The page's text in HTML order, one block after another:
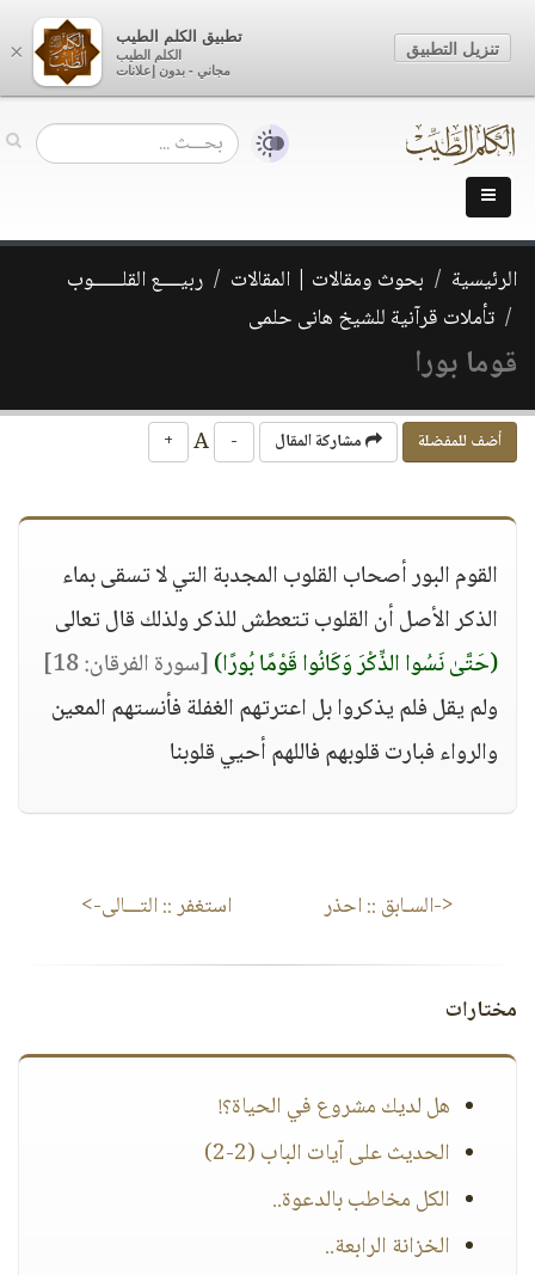
الرئيسية بحوث ومقالات | المقالات
ربيــــع القلــــــوب
تأملات قرآنية للشيخ هانى حلمى
قوما بورا
أضف للمفضلة مشاركة المقال -
+
القوم البور أصحاب القلوب المجدبة التي لا تسقى بماء
الذكر الأصل أن القلوب تتعطش للذكر ولذلك قال تعالى
(حَتَّىٰ نَسُوا الذِّكْرَ وَكَانُوا قَوْمًا بُورًا)[سورة الفرقان: 18]
ولم يقل فلم يذكروا بل اعترتهم الغفلة فأنستهم المعين
والرواء فبارت قلوبهم فاللهم أحيي قلوبنا
<-السـابق ::احذر استغفر:: التـــالى->
مختارات
هل لديك مشروع في الحياة؟!
الحديث على آيات الباب (2-2)
الكل مخاطب بالدعوة..
الخزانة الرابعة..
×
تطبيق الكلم الطيب
الكلم الطيب
مجاني - بدون إعلانات
تنزيل التطبيق